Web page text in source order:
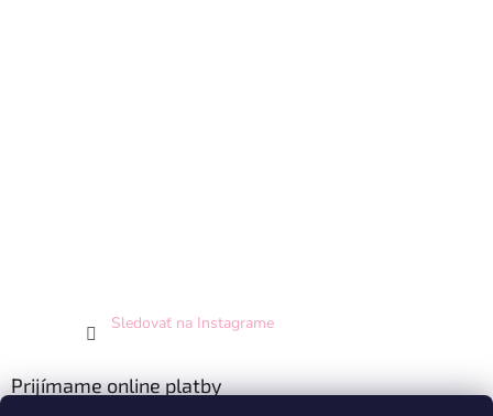
Sledovať na Instagrame
Prijímame online platby